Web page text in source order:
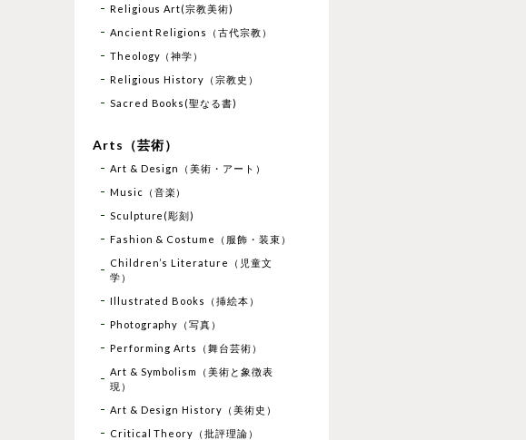
Religious Art(宗教美術)
Ancient Religions（古代宗教）
Theology（神学）
Religious History（宗教史）
Sacred Books(聖なる書)
Arts（芸術）
Art & Design（美術・アート）
Music（音楽）
Sculpture(彫刻)
Fashion & Costume（服飾・装束）
Children’s Literature（児童文
学）
Illustrated Books（挿絵本）
Photography（写真）
Performing Arts（舞台芸術）
Art & Symbolism（美術と象徴表
現）
Art & Design History（美術史）
Critical Theory（批評理論）